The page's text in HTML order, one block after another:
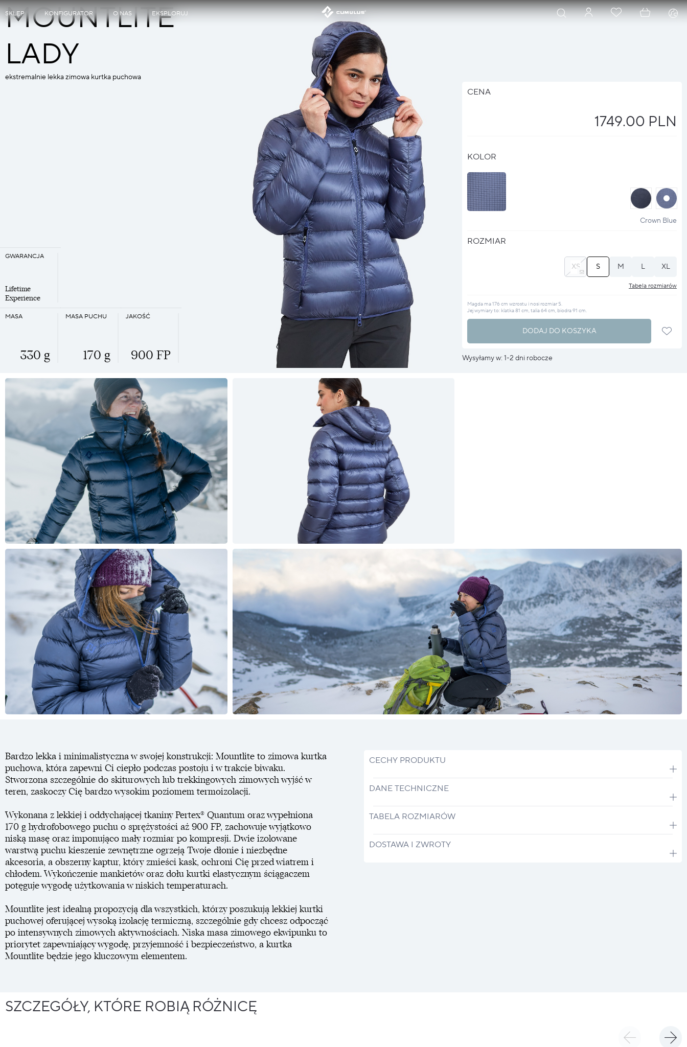
SKLEP KONFIGURATOR O NAS EKSPLORUJ
MOUNTLITE
LADY
ekstremalnie lekka zimowa kurtka puchowa
MASA
330 g
JAKOŚĆ
900 FP
MASA PUCHU
170 g
GWARANCJA
Lifetime
Experience
CENA
1749.00 PLN
KOLOR
halo
halo
?
Crown Blue
ROZMIAR
XL
L
M
S
XS
Tabela rozmiarów
Magda ma 176 cm wzrostu i nosi rozmiar S.
Jej wymiary to: klatka 81 cm, talia 64 cm, biodra 91 cm.
DODAJ DO KOSZYKA
Wysyłamy w: 1-2 dni robocze
Bardzo lekka i minimalistyczna w swojej konstrukcji: Mountlite to zimowa kurtka
puchowa, która zapewni Ci ciepło podczas postoju i w trakcie biwaku.
Stworzona szczególnie do skiturowych lub trekkingowych zimowych wyjść w
teren, zaskoczy Cię bardzo wysokim poziomem termoizolacji.
Wykonana z lekkiej i oddychającej tkaniny Pertex® Quantum oraz wypełniona
170 g hydrofobowego puchu o sprężystości aż 900 FP, zachowuje wyjątkowo
niską masę oraz imponująco mały rozmiar po kompresji. Dwie izolowane
warstwą puchu kieszenie zewnętrzne ogrzeją Twoje dłonie i niezbędne
akcesoria, a obszerny kaptur, który zmieści kask, ochroni Cię przed wiatrem i
chłodem. Wykończenie mankietów oraz dołu kurtki elastycznym ściągaczem
potęguje wygodę użytkowania w niskich temperaturach.
Mountlite jest idealną propozycją dla wszystkich, którzy poszukują lekkiej kurtki
puchowej oferującej wysoką izolację termiczną, szczególnie gdy chcesz odpocząć
po intensywnych zimowych aktywnościach. Niska masa zimowego ekwipunku to
priorytet zapewniający wygodę, przyjemność i bezpieczeństwo, a kurtka
Mountlite będzie jego kluczowym elementem.
CECHY PRODUKTU
DANE TECHNICZNE
TABELA ROZMIARÓW
DOSTAWA I ZWROTY
SZCZEGÓŁY, KTÓRE ROBIĄ RÓŻNICĘ